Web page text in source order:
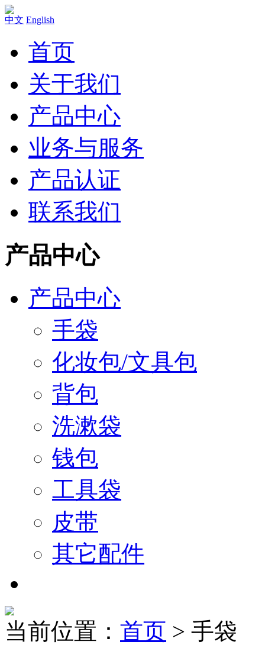
中文 English
首页
关于我们
产品中心
业务与服务
产品认证
联系我们
产品中心
产品中心
手袋
化妆包/文具包
背包
洗漱袋
钱包
工具袋
皮带
其它配件
当前位置： 首页 > 手袋